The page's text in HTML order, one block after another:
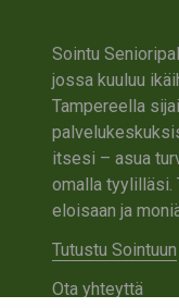
Sointu
jossa kuuluu
Tampereella
itsesi – asua
omalla tyylilläsi.
eloisaan ja
Tutustu Sointuun
Ota yhteyttä